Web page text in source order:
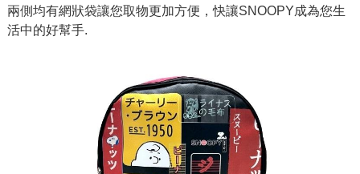
兩側均有網狀袋讓您取物更加方便，快讓SNOOPY成為您生
活中的好幫手.